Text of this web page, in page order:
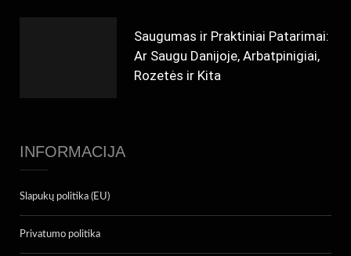
Saugumas ir Praktiniai Patarimai:
Ar Saugu Danijoje, Arbatpinigiai,
Rozetės ir Kita
INFORMACIJA
Slapukų politika (EU)
Privatumo politika